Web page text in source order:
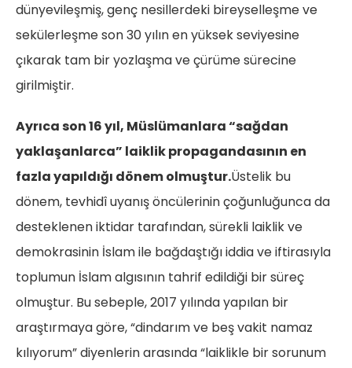
dünyevileşmiş, genç nesillerdeki bireyselleşme ve
sekülerleşme son 30 yılın en yüksek seviyesine
çıkarak tam bir yozlaşma ve çürüme sürecine
girilmiştir.
Ayrıca son 16 yıl, Müslümanlara “sağdan
yaklaşanlarca” laiklik propagandasının en
fazla yapıldığı dönem olmuştur.Üstelik bu
dönem, tevhidî uyanış öncülerinin çoğunluğunca da
desteklenen iktidar tarafından, sürekli laiklik ve
demokrasinin İslam ile bağdaştığı iddia ve iftirasıyla
toplumun İslam algısının tahrif edildiği bir süreç
olmuştur. Bu sebeple, 2017 yılında yapılan bir
araştırmaya göre, “dindarım ve beş vakit namaz
kılıyorum” diyenlerin arasında “laiklikle bir sorunum